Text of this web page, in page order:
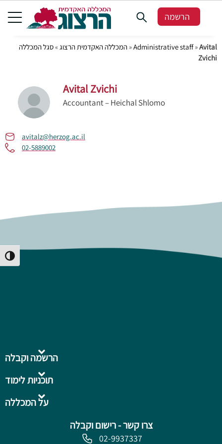
Toggle High Contrast
הרשמה
המכללה האקדמית הרצוג »סגל המכללה »Administrative staff»Avital
Zvichi
Avital Zvichi
Accountant – Heichal Shlomo
avitalz@herzog.ac.il
02-5889002
צרו קשר - רישום וקבלה
02-9937337
על המכללה
תוכניות לימוד
הרשמה וקבלה